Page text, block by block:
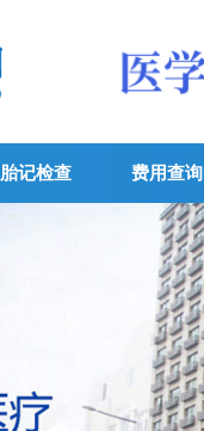
胎记检查 费用查询